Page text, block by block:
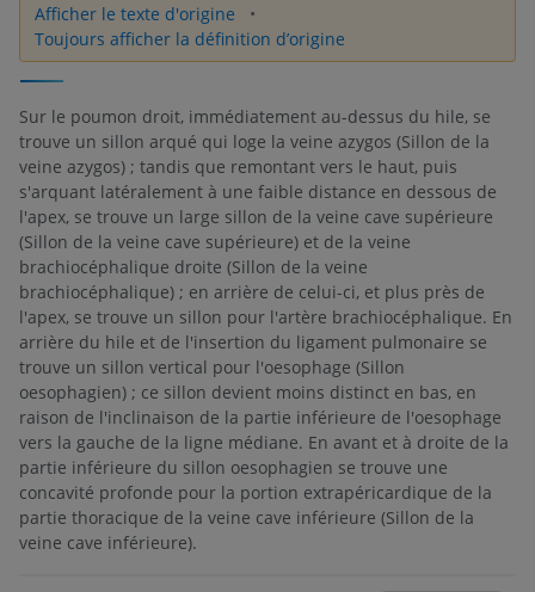
Afficher le texte d'origine
Toujours afficher la définition d’origine
Sur le poumon droit, immédiatement au-dessus du hile, se
trouve un sillon arqué qui loge la veine azygos (Sillon de la
veine azygos) ; tandis que remontant vers le haut, puis
s'arquant latéralement à une faible distance en dessous de
l'apex, se trouve un large sillon de la veine cave supérieure
(Sillon de la veine cave supérieure) et de la veine
brachiocéphalique droite (Sillon de la veine
brachiocéphalique) ; en arrière de celui-ci, et plus près de
l'apex, se trouve un sillon pour l'artère brachiocéphalique. En
arrière du hile et de l'insertion du ligament pulmonaire se
trouve un sillon vertical pour l'oesophage (Sillon
oesophagien) ; ce sillon devient moins distinct en bas, en
raison de l'inclinaison de la partie inférieure de l'oesophage
vers la gauche de la ligne médiane. En avant et à droite de la
partie inférieure du sillon oesophagien se trouve une
concavité profonde pour la portion extrapéricardique de la
partie thoracique de la veine cave inférieure (Sillon de la
veine cave inférieure).